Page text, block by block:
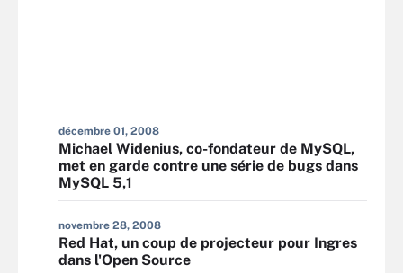
décembre 01, 2008
Michael Widenius, co-fondateur de MySQL,
met en garde contre une série de bugs dans
MySQL 5,1
novembre 28, 2008
Red Hat, un coup de projecteur pour Ingres
dans l'Open Source